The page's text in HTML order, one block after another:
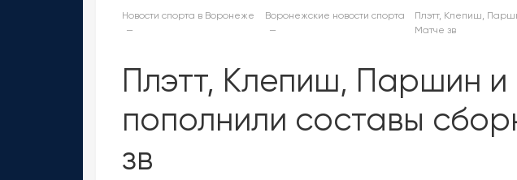
Новости спорта в Воронеже Воронежские новости спорта
Плэтт, Клепиш,
Матче зв
Плэтт, Клепиш, Паршин и
пополнили составы
зв